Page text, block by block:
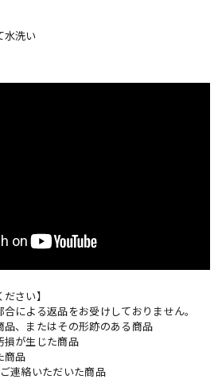
水洗い
さい】
による返品をお受けしておりません。
品、またはその形跡のある商品
損が生じた商品
商品
連絡いただいた商品